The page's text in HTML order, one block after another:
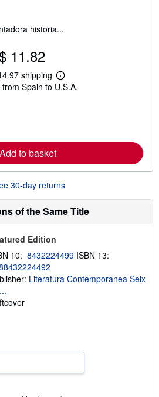
historia...
11.82
shipping
L
e
r
b
u
s
h
n
a
from Spain to U.S.A.
Add to basket
30-day returns
of the Same Title
Edition
10: 8432224499 ISBN 13:
Literatura Contemporanea Seix